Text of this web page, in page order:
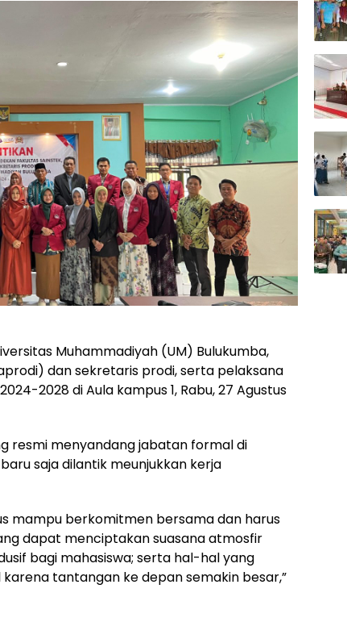
Muhammadiyah (UM) Bulukumba,
dan sekretaris prodi, serta pelaksana
2028 di Aula kampus 1, Rabu, 27 Agustus
resmi menyandang jabatan formal di
saja dilantik meunjukkan kerja
mampu berkomitmen bersama dan harus
dapat menciptakan suasana atmosfir
bagi mahasiswa; serta hal-hal yang
tantangan ke depan semakin besar,”